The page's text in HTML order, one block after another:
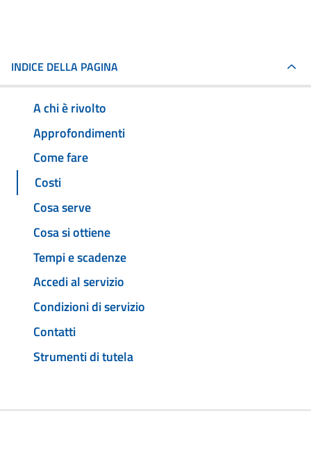
INDICE DELLA PAGINA
A chi è rivolto
Approfondimenti
Come fare
Costi
Cosa serve
Cosa si ottiene
Tempi e scadenze
Accedi al servizio
Condizioni di servizio
Contatti
Strumenti di tutela